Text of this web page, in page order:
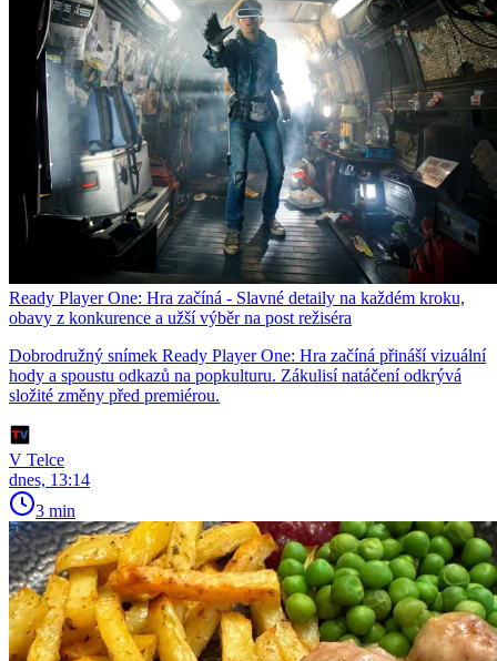
Ready Player One: Hra začíná - Slavné detaily na každém kroku,
obavy z konkurence a užší výběr na post režiséra
Dobrodružný snímek Ready Player One: Hra začíná přináší vizuální
hody a spoustu odkazů na popkulturu. Zákulisí natáčení odkrývá
složité změny před premiérou.
V Telce
dnes, 13:14
3 min